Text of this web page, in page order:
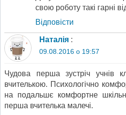
свою роботу такі гарні
Відповіcти
Наталія :
09.08.2016 о 19:57
Чудова перша зустріч учнів
вчителькою. Психологічно
на подальшє комфортне
перша вчителька малечі.